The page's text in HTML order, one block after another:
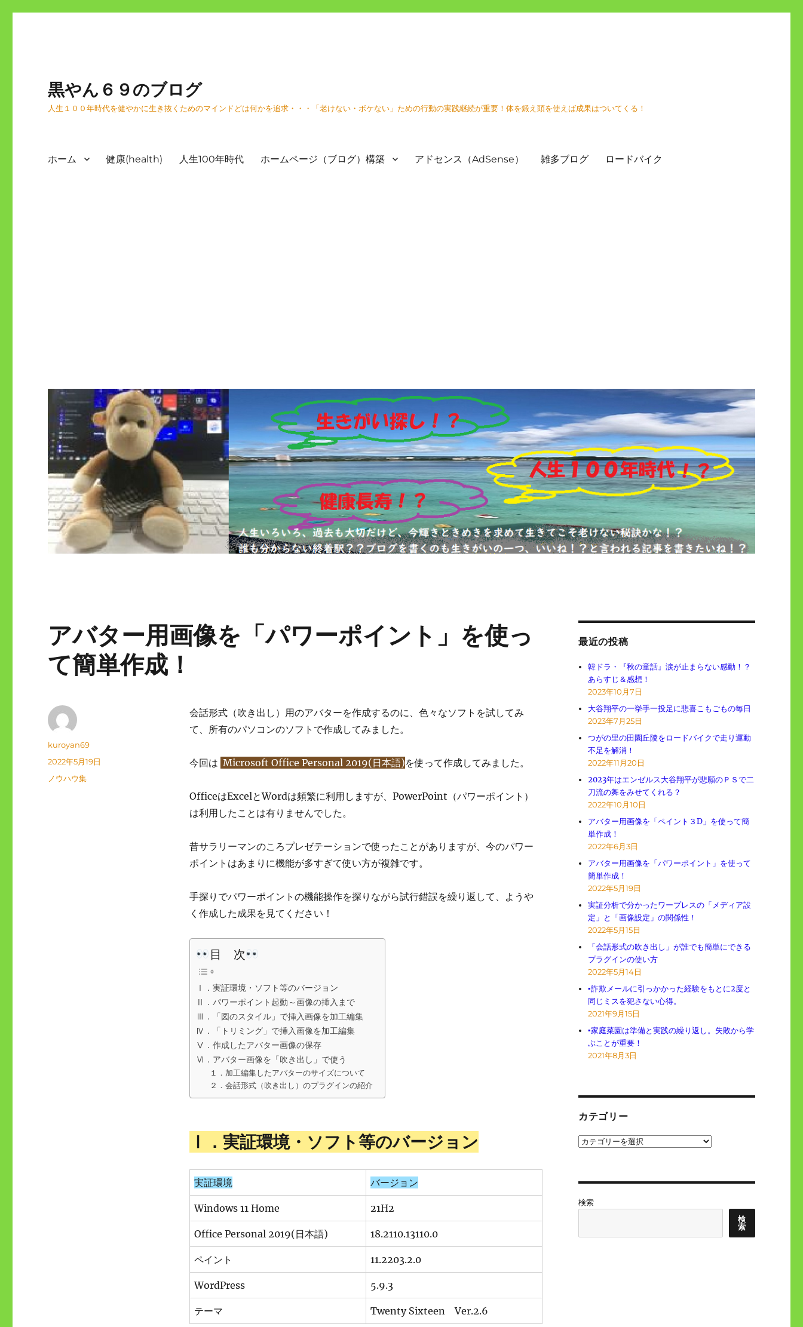
黒やん６９のブログ
人生１００年時代を健やかに生き抜くためのマインドどは何かを追求・・・「老けない・ボケない」ための行動の実践継続が重要！体を鍛え頭を使えば成果はついてくる！
ホーム 健康(health) 人生100年時代 ホームページ（ブログ）構築 アドセンス（AdSense） 雑多ブログ ロードバイク
アバター用画像を「パワーポイント」を使っ
て簡単作成！
会話形式（吹き出し）用のアバターを作成するのに、色々なソフトを試してみ
て、所有のパソコンのソフトで作成してみました。
今回は Microsoft Office Personal 2019(日本語)を使って作成してみました。
OfficeはExcelとWordは頻繁に利用しますが、PowerPoint（パワーポイント）
は利用したことは有りませんでした。
昔サラリーマンのころプレゼテーションで使ったことがありますが、今のパワー
ポイントはあまりに機能が多すぎて使い方が複雑です。
手探りでパワーポイントの機能操作を探りながら試行錯誤を繰り返して、ようや
く作成した成果を見てください！
目 次
Ⅰ．実証環境・ソフト等のバージョン
Ⅱ．パワーポイント起動～画像の挿入まで
Ⅲ．「図のスタイル」で挿入画像を加工編集
Ⅳ．「トリミング」で挿入画像を加工編集
Ⅴ．作成したアバター画像の保存
Ⅵ．アバター画像を「吹き出し」で使う
１．加工編集したアバターのサイズについて
２．会話形式（吹き出し）のプラグインの紹介
Ⅰ．実証環境・ソフト等のバージョン
実証環境 バージョン
Windows 11 Home 21H2
Office Personal 2019(日本語) 18.2110.13110.0
ペイント 11.2203.2.0
WordPress 5.9.3
テーマ Twenty Sixteen Ver.2.6
投
稿
kuroyan69
投
2022年5月19日
カ
ノウハウ集
最近の投稿
韓ドラ・『秋の童話』涙が止まらない感動！？
あらすじ＆感想！
2023年10月7日
大谷翔平の一挙手一投足に悲喜こもごもの毎日
2023年7月25日
つがの里の田園丘陵をロードバイクで走り運動
不足を解消！
2022年11月20日
2023年はエンゼルス大谷翔平が悲願のＰＳで二
刀流の舞をみせてくれる？
2022年10月10日
アバター用画像を「ペイント３D」を使って簡
単作成！
2022年6月3日
アバター用画像を「パワーポイント」を使って
簡単作成！
2022年5月19日
実証分析で分かったワープレスの「メディア設
定」と「画像設定」の関係性！
2022年5月15日
「会話形式の吹き出し」が誰でも簡単にできる
プラグインの使い方
2022年5月14日
▪詐欺メールに引っかかった経験をもとに2度と
同じミスを犯さない心得。
2021年9月15日
▪家庭菜園は準備と実践の繰り返し。失敗から学
ぶことが重要！
2021年8月3日
カテゴリー
カ
検索
検
索